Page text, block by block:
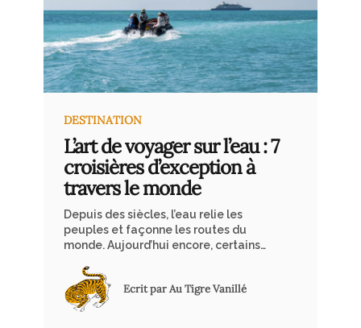
franchis les portiques, c’est là que la
magie s’opère véritablement : le train
se dévoile enfin, élégant dans ses
tons vert et crème. L’accueil
chaleureux du personnel, aux sourires
sincères et attentifs, me propulse
que j’espérais vivre.
DESTINATION
L’art de voyager sur l’eau : 7
croisières d’exception à
travers le monde
Depuis des siècles, l’eau relie les
peuples et façonne les routes du
monde. Aujourd’hui encore, certains
uniquement par bateau : villages
isolés, îles perdues, paysages
sauvages loin des routes. Que ce soit
Ecrit par Au Tigre Vanillé